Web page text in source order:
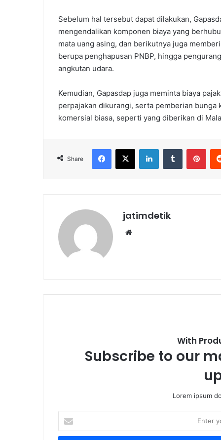
Sebelum hal tersebut dapat dilakukan,
mengendalikan komponen biaya yang
mata uang asing, dan berikutnya juga
berupa penghapusan PNBP, hingga
angkutan udara.
Kemudian, Gapasdap juga meminta biaya
perpajakan dikurangi, serta pemberian
komersial biasa, seperti yang diberikan di
Share
jatimdetik
With
Subscribe to our
Lorem ipsum
t